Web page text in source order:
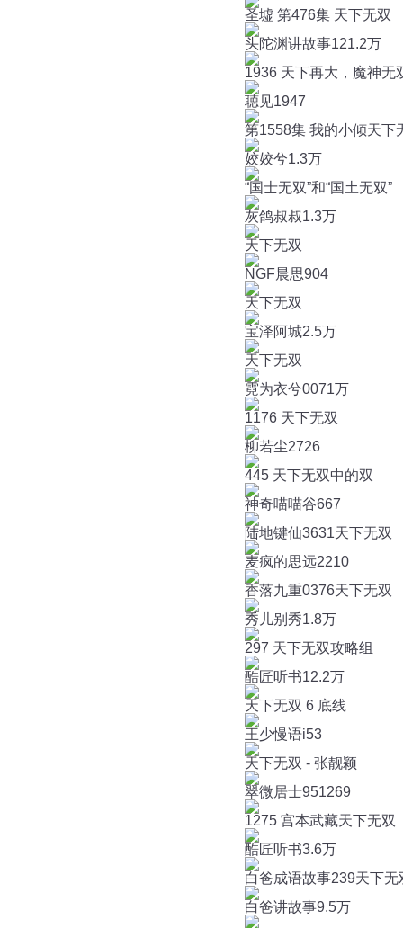
圣墟 第476集 天下无双
头陀渊讲故事121.2万
1936 天下再大，魔神无
聴见1947
第1558集 我的小倾天下
姣姣兮1.3万
“国士无双”和“国土无双”
灰鸽叔叔1.3万
天下无双
NGF晨思904
天下无双
宝泽阿城2.5万
天下无双
霓为衣兮0071万
1176 天下无双
柳若尘2726
445 天下无双中的双
神奇喵喵谷667
陆地键仙3631天下无双
麦疯的思远2210
香落九重0376天下无双
秀儿别秀1.8万
297 天下无双攻略组
酷匠听书12.2万
天下无双 6 底线
王少慢语i53
天下无双 - 张靓颖
翠微居士951269
1275 宫本武藏天下无双
酷匠听书3.6万
白爸成语故事239天下无
白爸讲故事9.5万